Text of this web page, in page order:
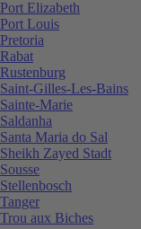
Port Elizabeth
Port Louis
Pretoria
Rabat
Rustenburg
Saint-Gilles-Les-Bains
Sainte-Marie
Saldanha
Santa Maria do Sal
Sheikh Zayed Stadt
Sousse
Stellenbosch
Tanger
Trou aux Biches